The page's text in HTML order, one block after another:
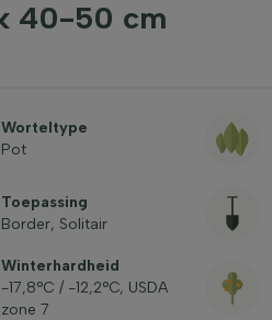
40-50 cm
Worteltype
Pot
Toepassing
Border, Solitair
Winterhardheid
-17,8°C / -12,2°C, USDA
zone 7